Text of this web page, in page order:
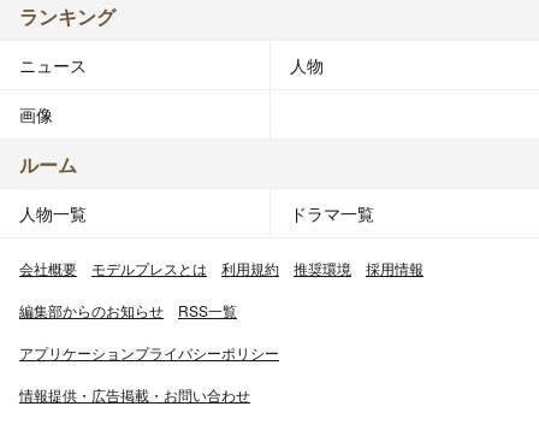
ランキング
ニュース 人物
画像
ルーム
人物一覧 ドラマ一覧
会社概要 モデルプレスとは 利用規約 推奨環境 採用情報
編集部からのお知らせ RSS一覧
アプリケーションプライバシーポリシー
情報提供・広告掲載・お問い合わせ